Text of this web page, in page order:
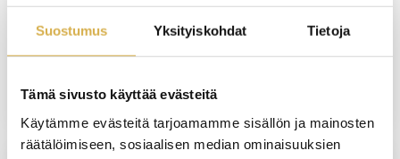
Suostumus Yksityiskohdat Tietoja
Tämä sivusto käyttää evästeitä
Käytämme evästeitä tarjoamamme sisällön ja mainosten
räätälöimiseen, sosiaalisen median ominaisuuksien
Talonrakennusalan
erikoisammattitutkinto